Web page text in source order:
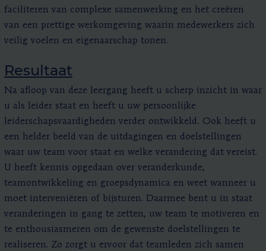
faciliteren van complexe samenwerking en het creëren
van een prettige werkomgeving waarin medewerkers zich
veilig voelen en eigenaarschap tonen.
Resultaat
Na afloop van deze leergang heeft u scherp inzicht in waar
u als leider staat en heeft u uw persoonlijke
leiderschapsvaardigheden verder ontwikkeld. Ook heeft u
een helder beeld van de uitdagingen en doelstellingen
waar uw team voor staat en welke verandering dat vereist.
U heeft kennis opgedaan over veranderkunde,
teamontwikkeling en groepsdynamica en weet wanneer u
moet interveniëren of bijsturen. Daarmee bent u in staat
veranderingen in gang te zetten, uw team te motiveren en
te enthousiasmeren om de gewenste doelstellingen te
realiseren. Zo zorgt u ervoor dat teamleden zich samen